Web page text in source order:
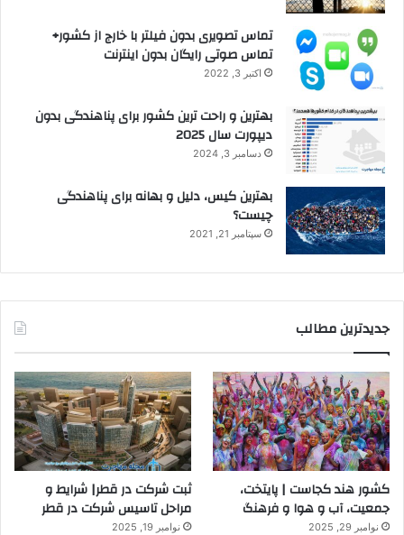
تماس تصویری بدون فیلتر با خارج از کشور+
تماس صوتی رایگان بدون اینترنت
اکتبر 3, 2022
بهترین و راحت ترین کشور برای پناهندگی بدون
دیپورت سال 2025
دسامبر 3, 2024
بهترین کیس، دلیل و بهانه برای پناهندگی
چیست؟
سپتامبر 21, 2021
جدیدترین مطالب
کشور هند کجاست | پایتخت،
جمعیت، آب و هوا و فرهنگ
نوامبر 29, 2025
ثبت شرکت در قطر| شرایط و
مراحل تاسیس شرکت در قطر
نوامبر 19, 2025